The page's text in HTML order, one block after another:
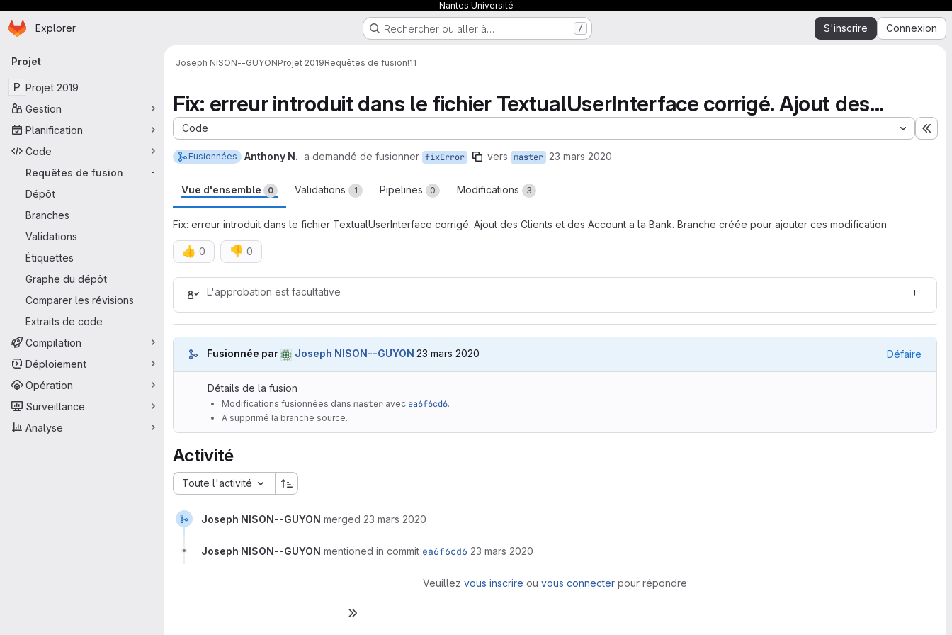
Nantes Université
Passer au contenu principal
Page d'accueil
Explorer Rechercher ou aller à… / S'inscrire Connexion
Navigation principale
Projet
P Projet 2019
Gestion
Planification
Code
Requêtes de fusion
-
Dépôt
Branches
Validations
Étiquettes
Graphe du dépôt
Comparer les révisions
Extraits de code
Compilation
Déploiement
Opération
Surveillance
Analyse
Joseph NISON--GUYONProjet 2019Requêtes de fusion!11
Fix: erreur introduit dans le fichier TextualUserInterface corrigé. Ajout des...
Code
Fusionnées Anthony N. a demandé de fusionner fixError vers master 23 mars 2020
Vue d'ensemble 0 Validations 1 Pipelines 0 Modifications 3
Fix: erreur introduit dans le fichier TextualUserInterface corrigé. Ajout des Clients et des Account a la Bank. Branche créée pour ajouter ces modification
👍 0 👎 0
Rapports de requête de fusion
L'approbation est facultative
Fusionnée par Joseph NISON--GUYON 23 mars 2020 (23 mars 2020 à 14:18:27 UTC)
23 mars 2020 Défaire
Détails de la fusion
Modifications fusionnées dans master avec ea6f6cd6.
A supprimé la branche source.
Activité
Toute l'activité
Joseph NISON--GUYON merged 23 mars 2020
Joseph NISON--GUYON mentioned in commit ea6f6cd6 23 mars 2020
Veuillez vous inscrire ou vous connecter pour répondre